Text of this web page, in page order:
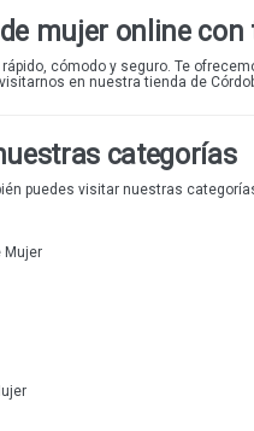
mujer online
cómodo y seguro. Te
en nuestra tienda de
categorías
puedes visitar nuestras
Mujer